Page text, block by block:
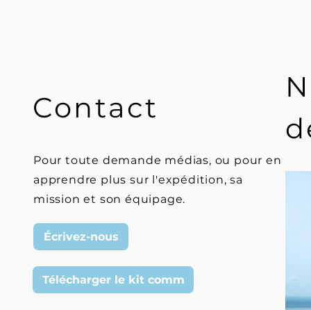
Contact
Pour toute demande médias, ou pour en
apprendre plus sur l'expédition, sa
mission et son équipage.
Écrivez-nous
Télécharger le kit comm